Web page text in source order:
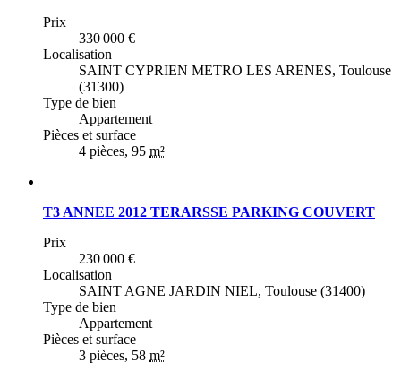
Prix
330 000 €
Localisation
SAINT CYPRIEN METRO LES ARENES, Toulouse
(31300)
Type de bien
Appartement
Pièces et surface
4 pièces, 95 m²
T3 ANNEE 2012 TERARSSE PARKING COUVERT
Prix
230 000 €
Localisation
SAINT AGNE JARDIN NIEL, Toulouse (31400)
Type de bien
Appartement
Pièces et surface
3 pièces, 58 m²